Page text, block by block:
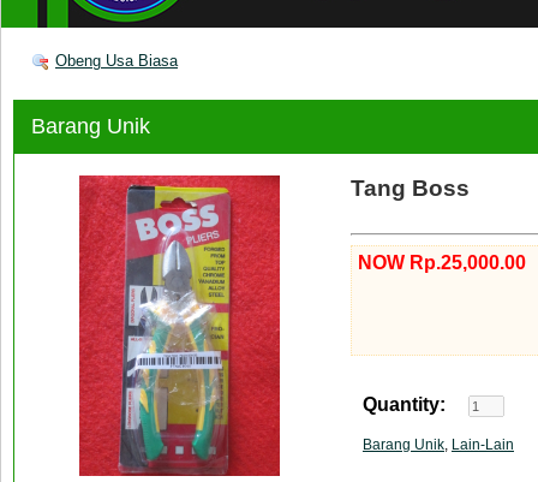
Obeng Usa Biasa
Barang Unik
Tang Boss
NOW Rp.25,000.00
Quantity:
Barang Unik, Lain-Lain